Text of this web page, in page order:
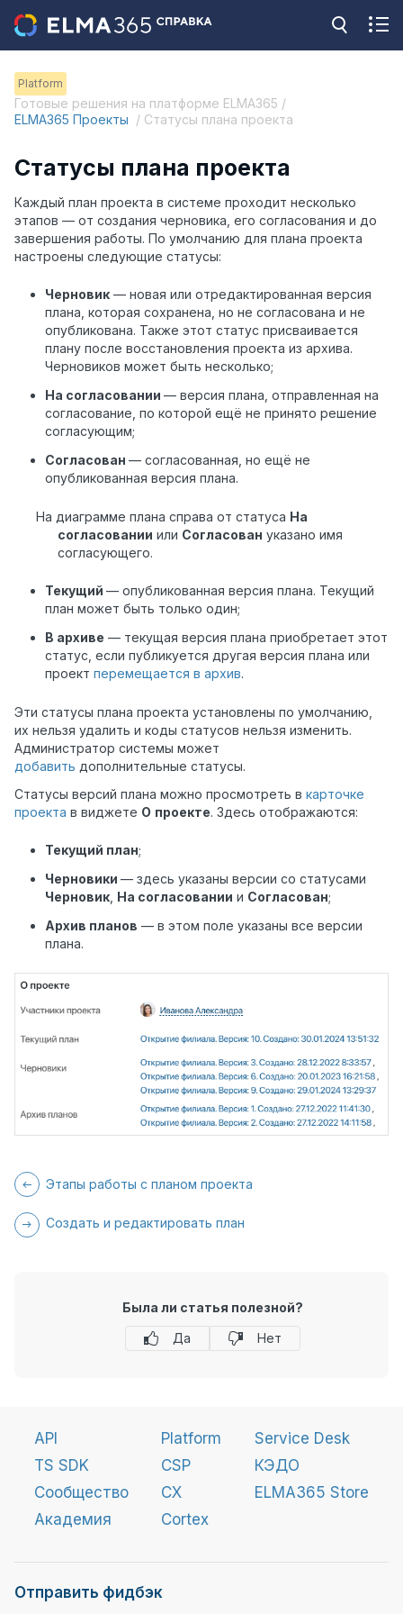
Platform
Готовые решения на платформе ELMA365 /
ELMA365 Проекты / Статусы плана проекта
Статусы плана проекта
Каждый план проекта в системе проходит несколько
этапов — от создания черновика, его согласования и до
завершения работы. По умолчанию для плана проекта
настроены следующие статусы:
Черновик — новая или отредактированная версия
плана, которая сохранена, но не согласована и не
опубликована. Также этот статус присваивается
плану после восстановления проекта из архива.
Черновиков может быть несколько;
На согласовании — версия плана, отправленная на
согласование, по которой ещё не принято решение
согласующим;
Согласован — согласованная, но ещё не
опубликованная версия плана.
На диаграмме плана справа от статуса На
согласовании или Согласован указано имя
согласующего.
Текущий — опубликованная версия плана. Текущий
план может быть только один;
В архиве — текущая версия плана приобретает этот
статус, если публикуется другая версия плана или
проект перемещается в архив.
Эти статусы плана проекта установлены по умолчанию,
их нельзя удалить и коды статусов нельзя изменить.
Администратор системы может
добавить дополнительные статусы.
Статусы версий плана можно просмотреть в карточке
проекта в виджете О проекте. Здесь отображаются:
Текущий план;
Черновики — здесь указаны версии со статусами
Черновик На согласовании и Согласован;
Архив планов — в этом поле указаны все версии
плана.
Этапы работы с планом проекта
Создать и редактировать план
Была ли статья полезной?
Да
Нет
API
TS SDK
Сообщество
Академия
Platform
CSP
CX
Cortex
Service Desk
КЭДО
ELMA365 Store
Отправить фидбэк